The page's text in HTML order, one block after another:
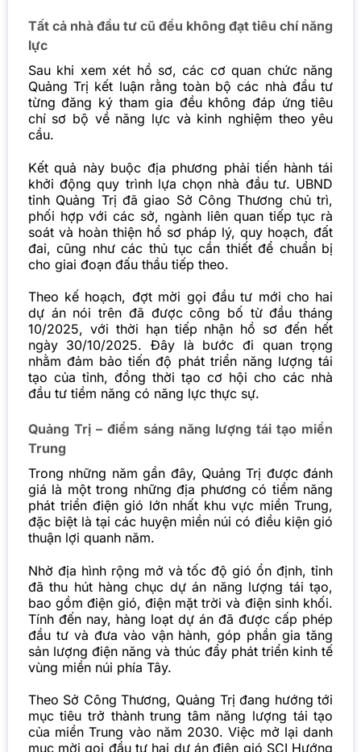
Tất cả nhà đầu tư cũ đều không đạt tiêu chí năng
lực
Sau khi xem xét hồ sơ, các cơ quan chức năng
Quảng Trị kết luận rằng toàn bộ các nhà đầu tư
từng đăng ký tham gia đều không đáp ứng tiêu
chí sơ bộ về năng lực và kinh nghiệm theo yêu
cầu.
Kết quả này buộc địa phương phải tiến hành tái
khởi động quy trình lựa chọn nhà đầu tư. UBND
tỉnh Quảng Trị đã giao Sở Công Thương chủ trì,
phối hợp với các sở, ngành liên quan tiếp tục rà
soát và hoàn thiện hồ sơ pháp lý, quy hoạch, đất
đai, cũng như các thủ tục cần thiết để chuẩn bị
cho giai đoạn đấu thầu tiếp theo.
Theo kế hoạch, đợt mời gọi đầu tư mới cho hai
dự án nói trên đã được công bố từ đầu tháng
10/2025, với thời hạn tiếp nhận hồ sơ đến hết
ngày 30/10/2025. Đây là bước đi quan trọng
nhằm đảm bảo tiến độ phát triển năng lượng tái
tạo của tỉnh, đồng thời tạo cơ hội cho các nhà
đầu tư tiềm năng có năng lực thực sự.
Quảng Trị – điểm sáng năng lượng tái tạo miền
Trung
Trong những năm gần đây, Quảng Trị được đánh
giá là một trong những địa phương có tiềm năng
phát triển điện gió lớn nhất khu vực miền Trung,
đặc biệt là tại các huyện miền núi có điều kiện gió
thuận lợi quanh năm.
Nhờ địa hình rộng mở và tốc độ gió ổn định, tỉnh
đã thu hút hàng chục dự án năng lượng tái tạo,
bao gồm điện gió, điện mặt trời và điện sinh khối.
Tính đến nay, hàng loạt dự án đã được cấp phép
đầu tư và đưa vào vận hành, góp phần gia tăng
sản lượng điện năng và thúc đẩy phát triển kinh tế
vùng miền núi phía Tây.
Theo Sở Công Thương, Quảng Trị đang hướng tới
mục tiêu trở thành trung tâm năng lượng tái tạo
của miền Trung vào năm 2030. Việc mở lại danh
mục mời gọi đầu tư hai dự án điện gió SCI Hướng